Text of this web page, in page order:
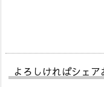
よろしければシェア